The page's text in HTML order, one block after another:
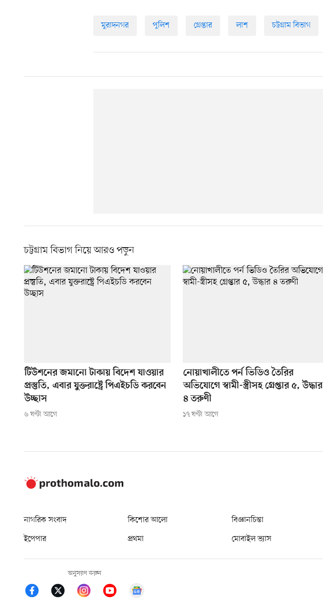
মুরাদনগর পুলিশ গ্রেপ্তার লাশ চট্টগ্রাম বিভাগ
চট্টগ্রাম বিভাগ নিয়ে আরও পড়ুন
টিউশনের জমানো টাকায় বিদেশ যাওয়ার
প্রস্তুতি, এবার যুক্তরাষ্ট্রে পিএইচডি করবেন
উচ্ছাস
৬ ঘণ্টা আগে
নোয়াখালীতে পর্ন ভিডিও তৈরির
অভিযোগে স্বামী-স্ত্রীসহ গ্রেপ্তার ৫, উদ্ধার
৪ তরুণী
১৭ ঘণ্টা আগে
নাগরিক সংবাদ কিশোর আলো বিজ্ঞানচিন্তা
ইপেপার
প্রথমা মোবাইল ভ্যাস
অনুসরণ করুন